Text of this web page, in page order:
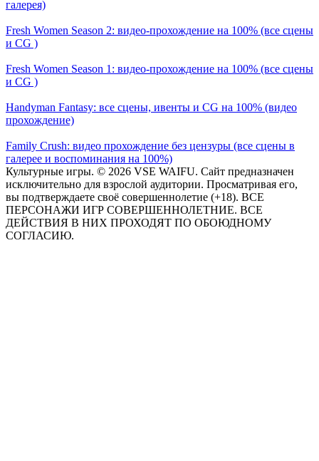
галерея)
Fresh Women Season 2: видео-прохождение на 100% (все сцены
и CG )
Fresh Women Season 1: видео-прохождение на 100% (все сцены
и CG )
Handyman Fantasy: все сцены, ивенты и CG на 100% (видео
прохождение)
Family Crush: видео прохождение без цензуры (все сцены в
галерее и воспоминания на 100%)
Культурные игры. © 2026 VSE WAIFU. Сайт предназначен
исключительно для взрослой аудитории. Просматривая его,
вы подтверждаете своё совершеннолетие (+18). ВСЕ
ПЕРСОНАЖИ ИГР СОВЕРШЕННОЛЕТНИЕ. ВСЕ
ДЕЙСТВИЯ В НИХ ПРОХОДЯТ ПО ОБОЮДНОМУ
СОГЛАСИЮ.